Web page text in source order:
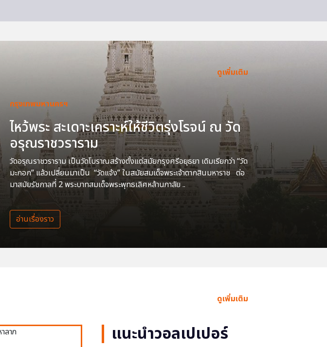
ดูเพิ่มเติม
กรุงเทพมหานครฯ
ไหว้พระ สะเดาะเคราะห์ให้ชีวิตรุ่งโรจน์ ณ วัด
อรุณราชวราราม
วัดอรุณราชวราราม เป็นวัดโบราณสร้างตั้งแต่สมัยกรุงศรีอยุธยา เดิมเรียกว่า “วัด
มะกอก” แล้วเปลี่ยนมาเป็น “วัดแจ้ง” ในสมัยสมเด็จพระเจ้าตากสินมหาราช ต่อ
มาสมัยรัชกาลที่ 2 พระบาทสมเด็จพระพุทธเลิศหล้านภาลัย ..
อ่านเรื่องราว
ดูเพิ่มเติม
แนะนำวอลเปเปอร์